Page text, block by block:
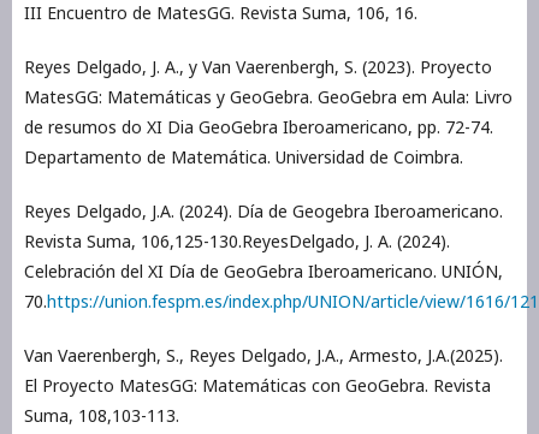
III Encuentro de MatesGG. Revista Suma, 106, 16.
Reyes Delgado, J. A., y Van Vaerenbergh, S. (2023). Proyecto
MatesGG: Matemáticas y GeoGebra. GeoGebra em Aula: Livro
de resumos do XI Dia GeoGebra Iberoamericano, pp. 72-74.
Departamento de Matemática. Universidad de Coimbra.
Reyes Delgado, J.A. (2024). Día de Geogebra Iberoamericano.
Revista Suma, 106,125-130.ReyesDelgado, J. A. (2024).
Celebración del XI Día de GeoGebra Iberoamericano. UNIÓN,
70.https://union.fespm.es/index.php/UNION/article/view/1616/
Van Vaerenbergh, S., Reyes Delgado, J.A., Armesto, J.A.(2025).
El Proyecto MatesGG: Matemáticas con GeoGebra. Revista
Suma, 108,103-113.